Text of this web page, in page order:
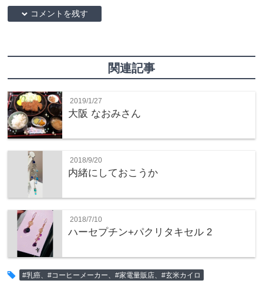
down コメントを残す
関連記事
2019/1/27
大阪 なおみさん
2018/9/20
内緒にしておこうか
2018/7/10
ハーセプチン+パクリタキセル 2
tag #乳癌、#コーヒーメーカー、#家電量販店、#玄米カイロ